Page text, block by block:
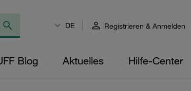
DE Registrieren & Anmelden
Blog Aktuelles Hilfe-Center